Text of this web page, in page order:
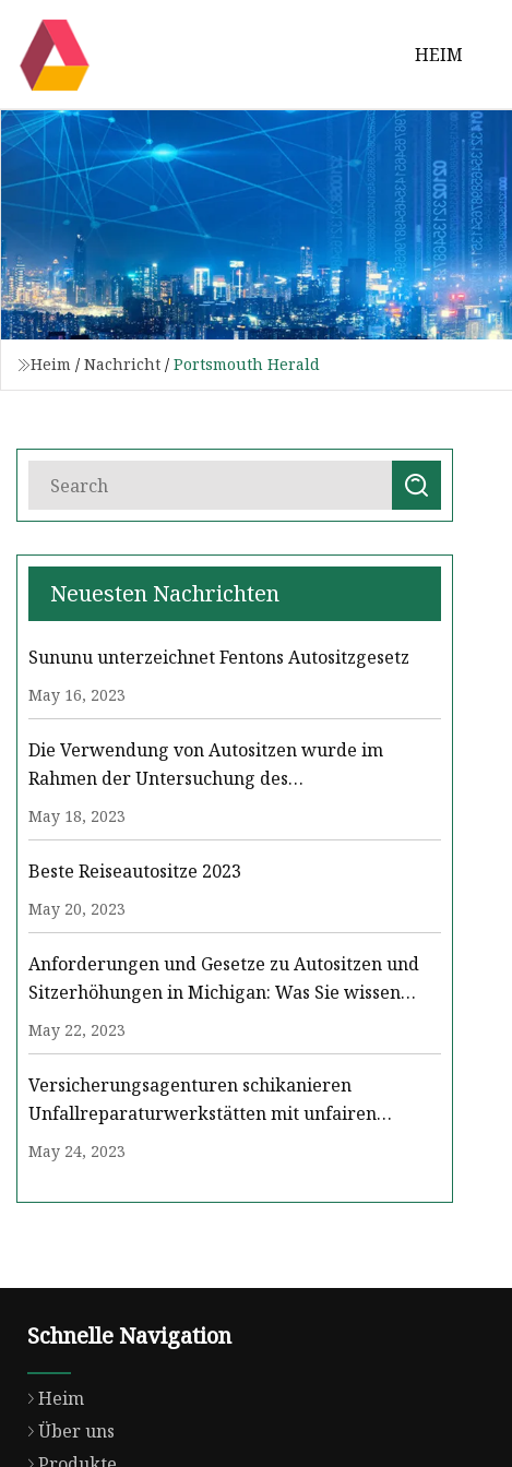
HEIM
Heim / Nachricht / Portsmouth Herald
Neuesten Nachrichten
Sununu unterzeichnet Fentons Autositzgesetz
May 16, 2023
Die Verwendung von Autositzen wurde im
Rahmen der Untersuchung des
Gerichtsmediziners zum Tod des Far-North-
Unfallopfers Crystal Bryers untersucht
May 18, 2023
Beste Reiseautositze 2023
May 20, 2023
Anforderungen und Gesetze zu Autositzen und
Sitzerhöhungen in Michigan: Was Sie wissen
sollten
May 22, 2023
Versicherungsagenturen schikanieren
Unfallreparaturwerkstätten mit unfairen
Inkassoforderungen
May 24, 2023
Schnelle Navigation
Heim
Über uns